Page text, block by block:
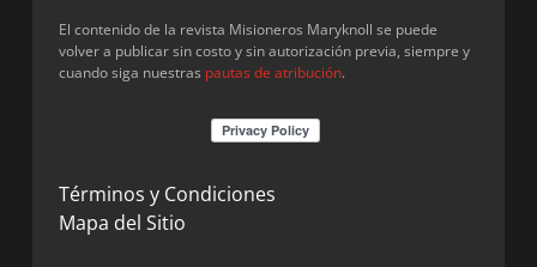
El contenido de la revista Misioneros Maryknoll se puede
volver a publicar sin costo y sin autorización previa, siempre y
cuando siga nuestras pautas de atribución.
Términos y Condiciones
Mapa del Sitio